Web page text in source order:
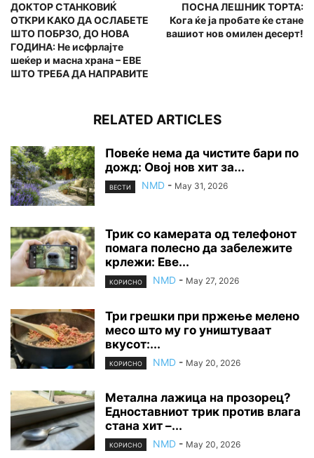
ДОКТОР СТАНКОВИЌ
ОТКРИ КАКО ДА ОСЛАБЕТЕ
ШТО ПОБРЗО, ДО НОВА
ГОДИНА: Не исфрлајте
шеќер и масна храна – ЕВЕ
ШТО ТРЕБА ДА НАПРАВИТЕ
ПОСНА ЛЕШНИК ТОРТА:
Кога ќе ја пробате ќе стане
вашиот нов омилен десерт!
RELATED ARTICLES
Повеќе нема да чистите бари по
дожд: Овој нов хит за...
ВЕСТИ NMD - May 31, 2026
Трик со камерата од телефонот
помага полесно да забележите
крлежи: Еве...
КОРИСНО NMD - May 27, 2026
Три грешки при пржење мелено
месо што му го уништуваат
вкусот:...
КОРИСНО NMD - May 20, 2026
Метална лажица на прозорец?
Едноставниот трик против влага
стана хит –...
КОРИСНО NMD - May 20, 2026